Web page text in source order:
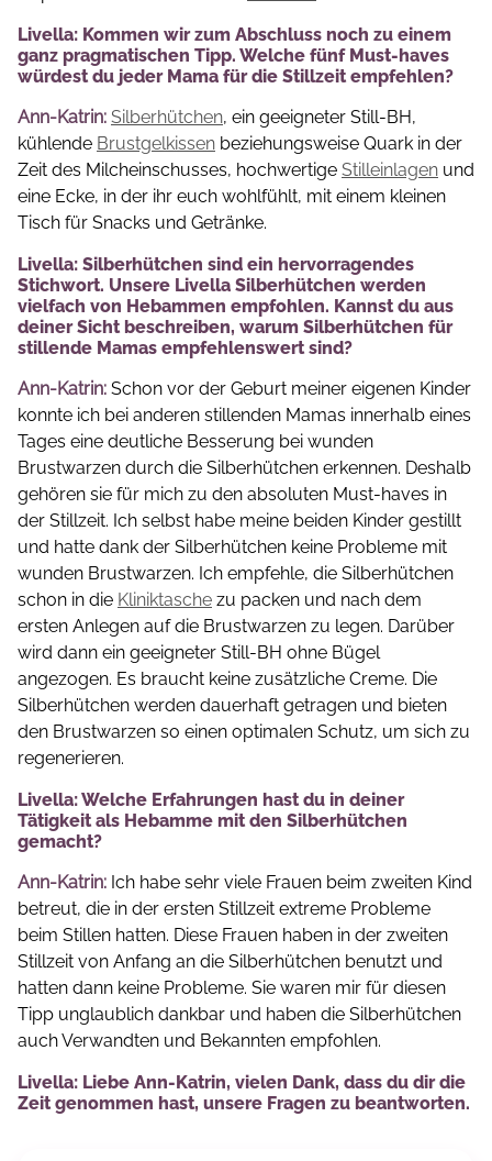
Livella: Kommen wir zum Abschluss noch zu einem
ganz pragmatischen Tipp. Welche fünf Must-haves
würdest du jeder Mama für die Stillzeit empfehlen?
Ann-Katrin: Silberhütchen, ein geeigneter Still-BH,
kühlende Brustgelkissen beziehungsweise Quark in der
Zeit des Milcheinschusses, hochwertige Stilleinlagen und
eine Ecke, in der ihr euch wohlfühlt, mit einem kleinen
Tisch für Snacks und Getränke.
Livella: Silberhütchen sind ein hervorragendes
Stichwort. Unsere Livella Silberhütchen werden
vielfach von Hebammen empfohlen. Kannst du aus
deiner Sicht beschreiben, warum Silberhütchen für
stillende Mamas empfehlenswert sind?
Ann-Katrin: Schon vor der Geburt meiner eigenen Kinder
konnte ich bei anderen stillenden Mamas innerhalb eines
Tages eine deutliche Besserung bei wunden
Brustwarzen durch die Silberhütchen erkennen. Deshalb
gehören sie für mich zu den absoluten Must-haves in
der Stillzeit. Ich selbst habe meine beiden Kinder gestillt
und hatte dank der Silberhütchen keine Probleme mit
wunden Brustwarzen. Ich empfehle, die Silberhütchen
schon in die Kliniktasche zu packen und nach dem
ersten Anlegen auf die Brustwarzen zu legen. Darüber
wird dann ein geeigneter Still-BH ohne Bügel
angezogen. Es braucht keine zusätzliche Creme. Die
Silberhütchen werden dauerhaft getragen und bieten
den Brustwarzen so einen optimalen Schutz, um sich zu
regenerieren.
Livella: Welche Erfahrungen hast du in deiner
Tätigkeit als Hebamme mit den Silberhütchen
gemacht?
Ann-Katrin: Ich habe sehr viele Frauen beim zweiten Kind
betreut, die in der ersten Stillzeit extreme Probleme
beim Stillen hatten. Diese Frauen haben in der zweiten
Stillzeit von Anfang an die Silberhütchen benutzt und
hatten dann keine Probleme. Sie waren mir für diesen
Tipp unglaublich dankbar und haben die Silberhütchen
auch Verwandten und Bekannten empfohlen.
Livella: Liebe Ann-Katrin, vielen Dank, dass du dir die
Zeit genommen hast, unsere Fragen zu beantworten.